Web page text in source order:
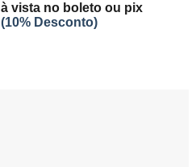
à vista no boleto ou pix
(10% Desconto)